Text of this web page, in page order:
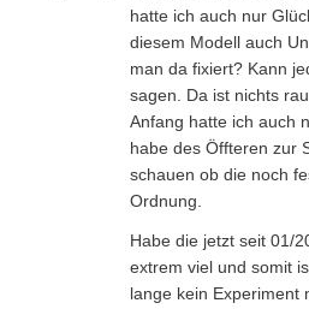
hatte ich auch nur
diesem Modell auch
man da fixiert? Kann
sagen. Da ist nichts
Anfang hatte ich auch
habe des Öffteren zur
schauen ob die noch
Ordnung.
Habe die jetzt seit 01/
extrem viel und somit
lange kein Experiment